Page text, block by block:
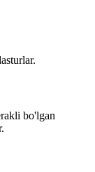
bo'lgan